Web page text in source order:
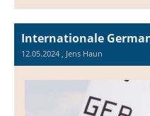
12.05.2024 , Jens Haun